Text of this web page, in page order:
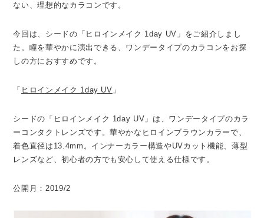
ない、理想的なカラコンです。
今回は、シードの「ヒロインメイク 1day UV」をご紹介しまし
た。瞳を華やかに演出できる、ワンデータイプのカラコンをお探
しの方におすすめです。
「 ヒロインメイク 1day UV 」
シードの「ヒロインメイク 1day UV」は、ワンデータイプのカラ
ーコンタクトレンズです。華やかなヒロインブラウンカラーで、
着色直径は13.4mm。インナーカラー構造やUVカット機能、薄型
レンズなど、初心者の方でも安心して使える仕様です。
公開月：2019/2